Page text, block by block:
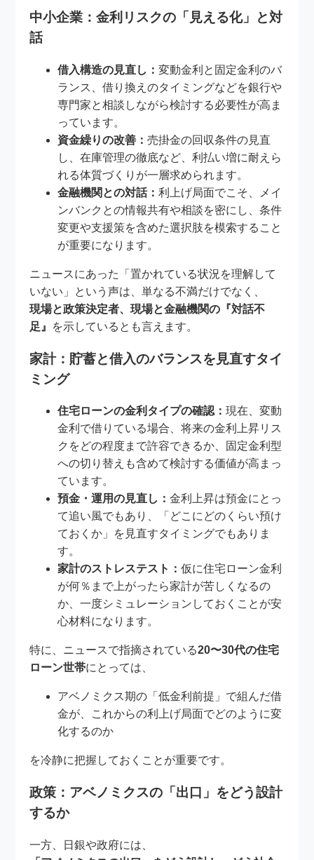
中小企業：金利リスクの「見える化」と対
話
借入構造の見直し：変動金利と固定金利のバ
ランス、借り換えのタイミングなどを銀行や
専門家と相談しながら検討する必要性が高ま
っています。
資金繰りの改善：売掛金の回収条件の見直
し、在庫管理の徹底など、利払い増に耐えら
れる体質づくりが一層求められます。
金融機関との対話：利上げ局面でこそ、メイ
ンバンクとの情報共有や相談を密にし、条件
変更や支援策を含めた選択肢を模索すること
が重要になります。
ニュースにあった「置かれている状況を理解して
いない」という声は、単なる不満だけでなく、
現場と政策決定者、現場と金融機関の『対話不
足』 を示しているとも言えます。
家計：貯蓄と借入のバランスを見直すタイ
ミング
住宅ローンの金利タイプの確認：現在、変動
金利で借りている場合、将来の金利上昇リス
クをどの程度まで許容できるか、固定金利型
への切り替えも含めて検討する価値が高まっ
ています。
預金・運用の見直し：金利上昇は預金にとっ
て追い風でもあり、「どこにどのくらい預け
ておくか」を見直すタイミングでもありま
す。
家計のストレステスト：仮に住宅ローン金利
が何％まで上がったら家計が苦しくなるの
か、一度シミュレーションしておくことが安
心材料になります。
特に、ニュースで指摘されている20〜30代の住宅
ローン世帯にとっては、
アベノミクス期の「低金利前提」で組んだ借
金が、これからの利上げ局面でどのように変
化するのか
を冷静に把握しておくことが重要です。
政策：アベノミクスの「出口」をどう設計
するか
一方、日銀や政府には、